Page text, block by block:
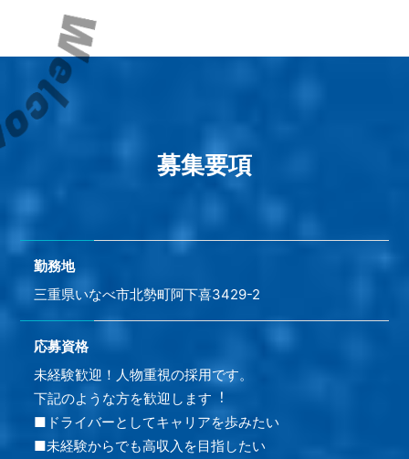
募集要項
勤務地
三重県いなべ市北勢町阿下喜3429-2
応募資格
未経験歓迎！人物重視の採用です。
下記のような⽅を歓迎します︕
■ドライバーとしてキャリアを歩みたい
■未経験からでも⾼収⼊を⽬指したい